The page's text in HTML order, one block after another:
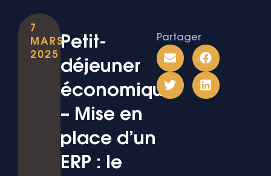
7
MARS
2025
Petit-
déjeuner
économique
– Mise en
place d’un
ERP : le
Partager